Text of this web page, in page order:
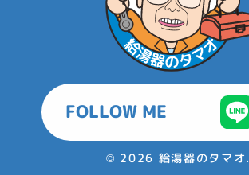
FOLLOW ME
© 2026 給湯器のタマオ.